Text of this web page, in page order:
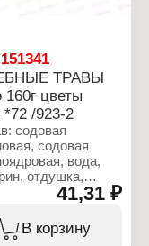
151341
ТРАВЫ
цветы
/923-2
содовая
содовая
вода,
отдушка,
смесь
цветков
липы и
41,31 ₽
В корзину